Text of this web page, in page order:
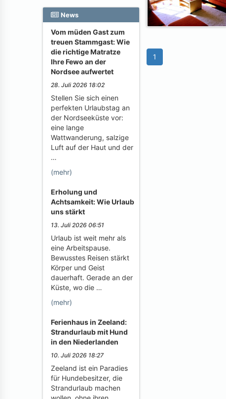
News
Vom müden Gast zum
treuen Stammgast: Wie
die richtige Matratze
Ihre Fewo an der
Nordsee aufwertet
28. Juli 2026 18:02
Stellen Sie sich einen
perfekten Urlaubstag an
der Nordseeküste vor:
eine lange
Wattwanderung, salzige
Luft auf der Haut und der
…
(mehr)
Erholung und
Achtsamkeit: Wie Urlaub
uns stärkt
13. Juli 2026 06:51
Urlaub ist weit mehr als
eine Arbeitspause.
Bewusstes Reisen stärkt
Körper und Geist
dauerhaft. Gerade an der
Küste, wo die …
(mehr)
Ferienhaus in Zeeland:
Strandurlaub mit Hund
in den Niederlanden
10. Juli 2026 18:27
Zeeland ist ein Paradies
für Hundebesitzer, die
Strandurlaub machen
1